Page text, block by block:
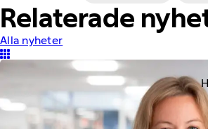
Relaterade
Alla nyheter